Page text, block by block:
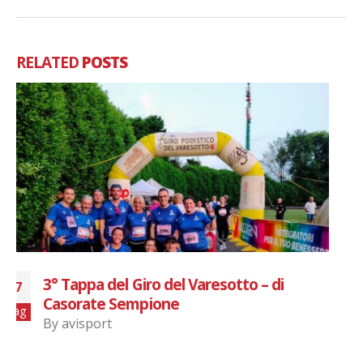
RELATEDPOSTS
Giu
CUR CUI RUN
Byavisport